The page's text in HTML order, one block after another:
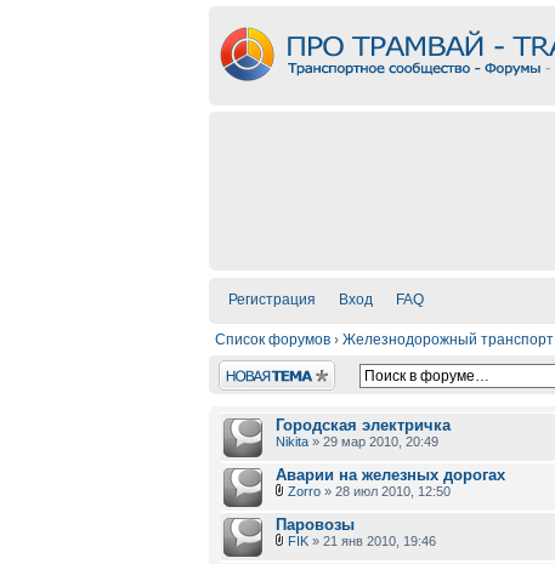
Регистрация Вход FAQ
Список форумов › Железнодорожный транспорт
Новая тема
Городская электричка
Nikita » 29 мар 2010, 20:49
Аварии на железных дорогах
Zorro » 28 июл 2010, 12:50
Паровозы
FIK » 21 янв 2010, 19:46